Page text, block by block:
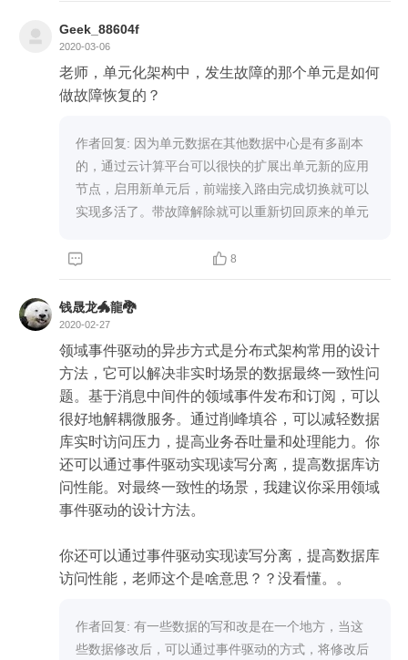
Geek_88604f
2020-03-06
老师，单元化架构中，发生故障的那个单元是如何
做故障恢复的？
作者回复: 因为单元数据在其他数据中心是有多副本
的，通过云计算平台可以很快的扩展出单元新的应用
节点，启用新单元后，前端接入路由完成切换就可以
实现多活了。带故障解除就可以重新切回原来的单元
  8
钱晟龙🐲龍🐉
2020-02-27
领域事件驱动的异步方式是分布式架构常用的设计
方法，它可以解决非实时场景的数据最终一致性问
题。基于消息中间件的领域事件发布和订阅，可以
很好地解耦微服务。通过削峰填谷，可以减轻数据
库实时访问压力，提高业务吞吐量和处理能力。你
还可以通过事件驱动实现读写分离，提高数据库访
问性能。对最终一致性的场景，我建议你采用领域
事件驱动的设计方法。
你还可以通过事件驱动实现读写分离，提高数据库
访问性能，老师这个是啥意思？？没看懂。。
作者回复: 有一些数据的写和改是在一个地方，当这
些数据修改后，可以通过事件驱动的方式，将修改后